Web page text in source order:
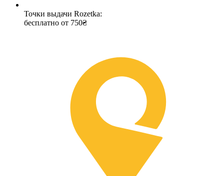
Точки выдачи Rozetka:
бесплатно от 750₴